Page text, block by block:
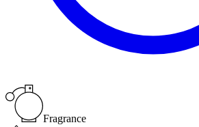
Fragrance